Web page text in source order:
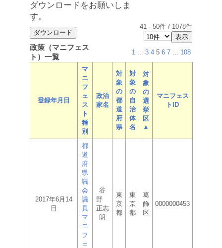
ダウンロードをお願いしま
す。
41 - 50件 / 1078件
政策（マニフェス
ト）一覧
1 ... 3 4 5 6 7 ... 108
登録年月日
マ
ニ
フ
ェ
ス
ト
種
別
政治
家名
対
象
の
都
道
府
県
対
象
の
自
治
体
名
対
象
の
選
挙
区
▲
マニフェス
トID
2017年6月14
日
都
道
府
県
議
会
議
員
マ
ニ
フ
ェ
谷
野
正志
朗
東
京
都
東
京
都
葛
飾
区
0000000453